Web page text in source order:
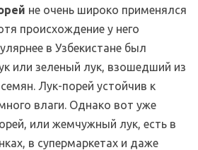
не очень широко применялся
происхождение у него
в Узбекистане был
или зеленый лук, взошедший из
Лук-порей устойчив к
влаги. Однако вот уже
или жемчужный лук, есть в
в супермаркетах и даже